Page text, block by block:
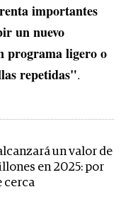
importantes
un nuevo
programa ligero o
repetidas".
un valor de
en 2025: por
cerca